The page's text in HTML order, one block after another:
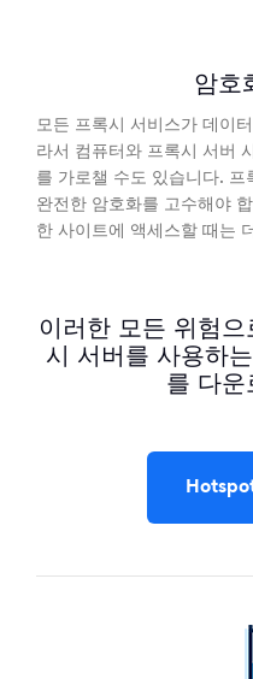
암호
모든 프록시 서비스가 데이
라서 컴퓨터와 프록시 서버
를 가로챌 수도 있습니다.
완전한 암호화를 고수해야
한 사이트에 액세스할 때는
이러한 모든 위험
시 서버를 사용하
를 다운